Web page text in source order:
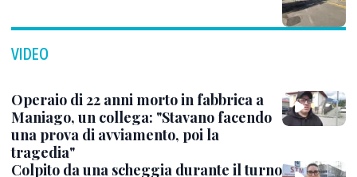
VIDEO
Operaio di 22 anni morto in fabbrica a
Maniago, un collega: "Stavano facendo
una prova di avviamento, poi la
tragedia"
Colpito da una scheggia durante il turno